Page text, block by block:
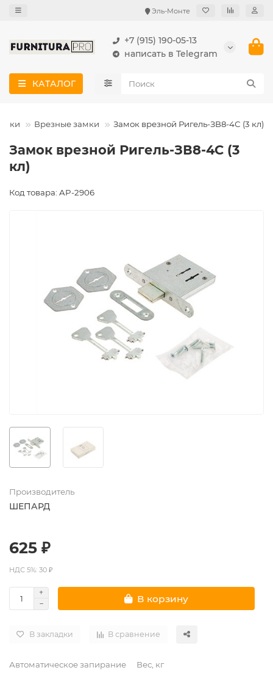
Эль-Монте
+7 (915) 190-05-13
написать в Telegram
КАТАЛОГ
Врезные замки Замок врезной Ригель-ЗВ8-4С (3 кл)
Замок врезной Ригель-ЗВ8-4С (3
кл)
Код товара: AP-2906
Производитель
ШЕПАРД
625 ₽
НДС 5%: 30 ₽
В корзину
В закладки В сравнение
Автоматическое запирание Вес, кг